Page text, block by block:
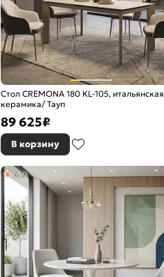
Стол CREMONA 180 KL-105, итальянская
керамика/ Тауп
89 625₽
В корзину
4,9